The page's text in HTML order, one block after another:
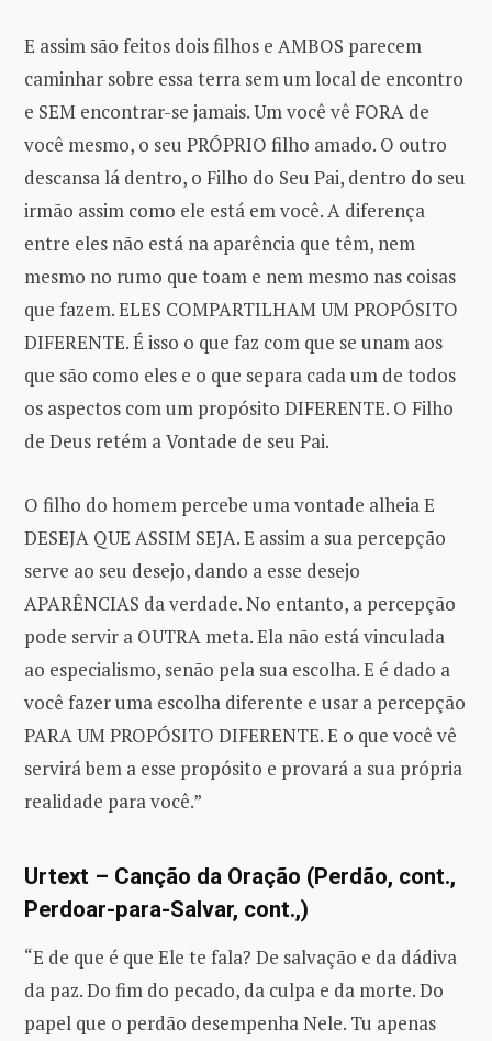
E assim são feitos dois filhos e AMBOS parecem
caminhar sobre essa terra sem um local de encontro
e SEM encontrar-se jamais. Um você vê FORA de
você mesmo, o seu PRÓPRIO filho amado. O outro
descansa lá dentro, o Filho do Seu Pai, dentro do seu
irmão assim como ele está em você. A diferença
entre eles não está na aparência que têm, nem
mesmo no rumo que toam e nem mesmo nas coisas
que fazem. ELES COMPARTILHAM UM PROPÓSITO
DIFERENTE. É isso o que faz com que se unam aos
que são como eles e o que separa cada um de todos
os aspectos com um propósito DIFERENTE. O Filho
de Deus retém a Vontade de seu Pai.
O filho do homem percebe uma vontade alheia E
DESEJA QUE ASSIM SEJA. E assim a sua percepção
serve ao seu desejo, dando a esse desejo
APARÊNCIAS da verdade. No entanto, a percepção
pode servir a OUTRA meta. Ela não está vinculada
ao especialismo, senão pela sua escolha. E é dado a
você fazer uma escolha diferente e usar a percepção
PARA UM PROPÓSITO DIFERENTE. E o que você vê
servirá bem a esse propósito e provará a sua própria
realidade para você.”
Urtext – Canção da Oração (Perdão, cont.,
Perdoar-para-Salvar, cont.,)
“E de que é que Ele te fala? De salvação e da dádiva
da paz. Do fim do pecado, da culpa e da morte. Do
papel que o perdão desempenha Nele. Tu apenas